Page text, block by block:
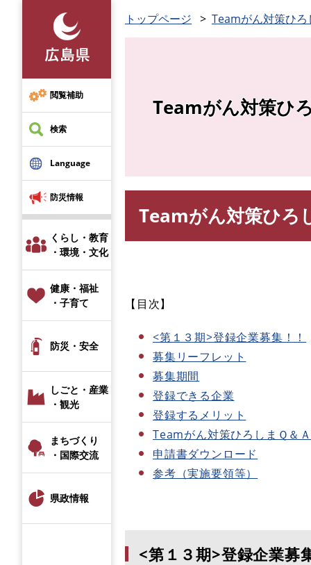
先
頭
で
す
閲覧補助
検索
Language
防災情報
くらし・教育
・環境・文化
健康・福祉
・子育て
防災・安全
しごと・産業
・観光
まちづくり
・国際交流
県政情報
トップページ Teamがん対策ひろ
Teamがん対策ひ
Teamがん対策ひろ
【目次】
<第１３期>登録企業募集！！
募集リーフレット
募集期間
登録できる企業
登録するメリット
Teamがん対策ひろしまＱ＆Ａ
申請書ダウンロード
参考（実施要領等）
<第１３期>登録企業募